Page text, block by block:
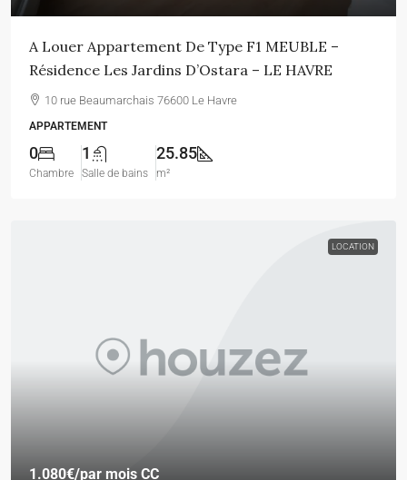
A Louer Appartement De Type F1 MEUBLE –
Résidence Les Jardins D’Ostara – LE HAVRE
10 rue Beaumarchais 76600 Le Havre
APPARTEMENT
0
Chambre
1
Salle de bains
25.85
m²
LOCATION
1.080€/par mois CC